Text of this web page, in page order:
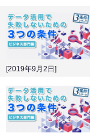
[2019年9月2日]